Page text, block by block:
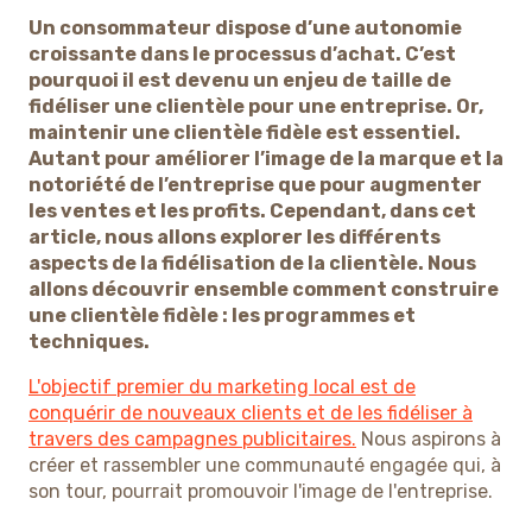
Un consommateur dispose d’une autonomie
croissante dans le processus d’achat. C’est
pourquoi il est devenu un enjeu de taille de
fidéliser une clientèle pour une entreprise. Or,
maintenir une clientèle fidèle est essentiel.
Autant pour améliorer l’image de la marque et la
notoriété de l’entreprise que pour augmenter
les ventes et les profits. Cependant, dans cet
article, nous allons explorer les différents
aspects de la fidélisation de la clientèle. Nous
allons découvrir ensemble comment construire
une clientèle fidèle : les programmes et
techniques.
L'objectif premier du marketing local est de
conquérir de nouveaux clients et de les fidéliser à
travers des campagnes publicitaires. Nous aspirons à
créer et rassembler une communauté engagée qui, à
son tour, pourrait promouvoir l'image de l'entreprise.